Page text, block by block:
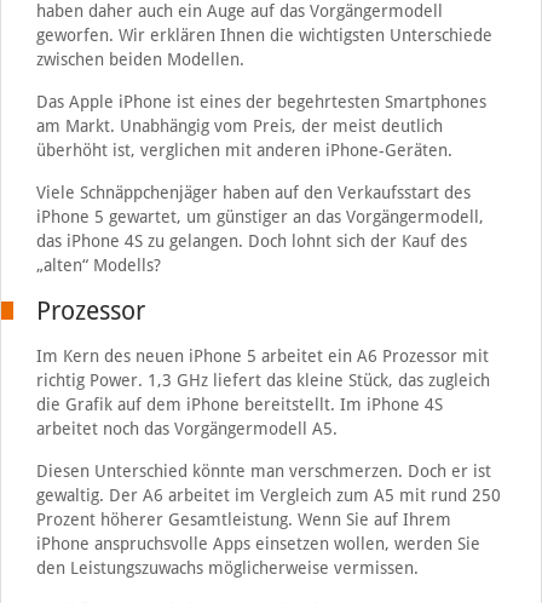
haben daher auch ein Auge auf das Vorgängermodell
geworfen. Wir erklären Ihnen die wichtigsten Unterschiede
zwischen beiden Modellen.
Das Apple iPhone ist eines der begehrtesten Smartphones
am Markt. Unabhängig vom Preis, der meist deutlich
überhöht ist, verglichen mit anderen iPhone-Geräten.
Viele Schnäppchenjäger haben auf den Verkaufsstart des
iPhone 5 gewartet, um günstiger an das Vorgängermodell,
das iPhone 4S zu gelangen. Doch lohnt sich der Kauf des
„alten“ Modells?
Prozessor
Im Kern des neuen iPhone 5 arbeitet ein A6 Prozessor mit
richtig Power. 1,3 GHz liefert das kleine Stück, das zugleich
die Grafik auf dem iPhone bereitstellt. Im iPhone 4S
arbeitet noch das Vorgängermodell A5.
Diesen Unterschied könnte man verschmerzen. Doch er ist
gewaltig. Der A6 arbeitet im Vergleich zum A5 mit rund 250
Prozent höherer Gesamtleistung. Wenn Sie auf Ihrem
iPhone anspruchsvolle Apps einsetzen wollen, werden Sie
den Leistungszuwachs möglicherweise vermissen.